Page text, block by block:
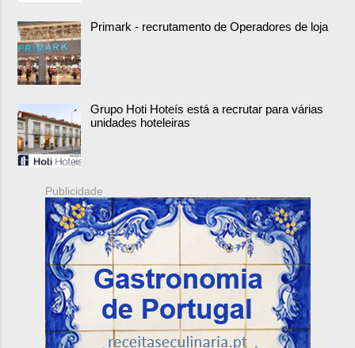
Primark - recrutamento de Operadores de loja
Grupo Hoti Hoteís está a recrutar para várias
unidades hoteleiras
Publicidade